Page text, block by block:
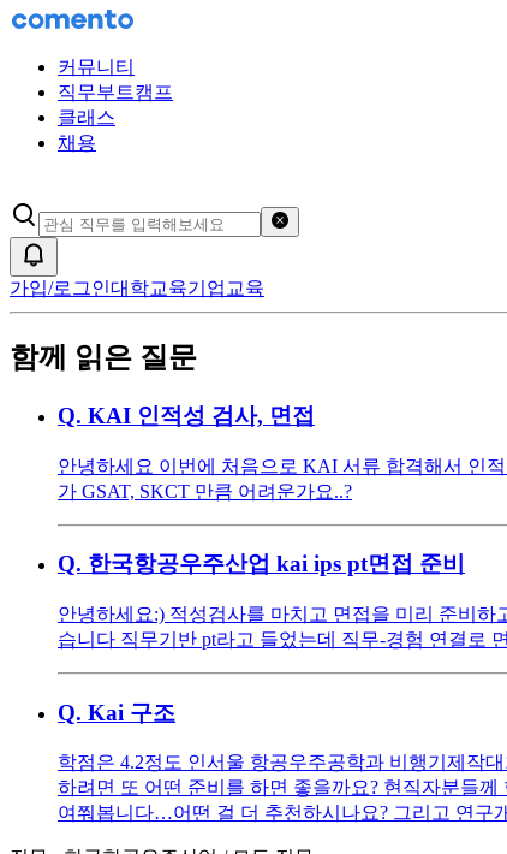
커뮤니티
직무부트캠프
클래스
채용
가입/로그인대학교육기업교육
함께 읽은 질문
Q. KAI 인적성 검사, 면접
안녕하세요 이번에 처음으로 KAI 서류 합격해서 인
가 GSAT, SKCT 만큼 어려운가요..?
Q. 한국항공우주산업 kai ips pt면접 준비
안녕하세요:) 적성검사를 마치고 면접을 미리 준비
습니다 직무기반 pt라고 들었는데 직무-경험 연결로
Q. Kai 구조
학점은 4.2정도 인서울 항공우주공학과 비행기제작
하려면 또 어떤 준비를 하면 좋을까요? 현직자분들
여쭤봅니다…어떤 걸 더 추천하시나요? 그리고 연구